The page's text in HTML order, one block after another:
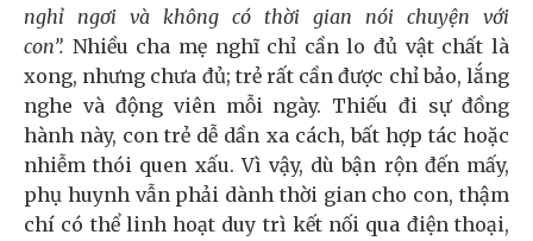
nghỉ ngơi và không có thời gian nói chuyện với
con”. Nhiều cha mẹ nghĩ chỉ cần lo đủ vật chất là
xong, nhưng chưa đủ; trẻ rất cần được chỉ bảo, lắng
nghe và động viên mỗi ngày. Thiếu đi sự đồng
hành này, con trẻ dễ dần xa cách, bất hợp tác hoặc
nhiễm thói quen xấu. Vì vậy, dù bận rộn đến mấy,
phụ huynh vẫn phải dành thời gian cho con, thậm
chí có thể linh hoạt duy trì kết nối qua điện thoại,